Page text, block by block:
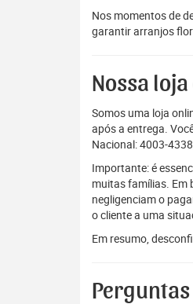
Nos momentos de
garantir arranjos
Nossa
Somos uma loja
após a entrega.
Nacional: 4003-
Importante: é
muitas famílias. Em
negligenciam o
o cliente a uma
Em resumo,